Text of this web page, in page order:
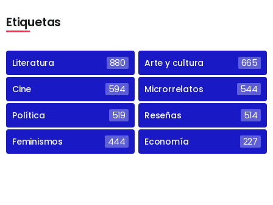
Etiquetas
Literatura 880 Arte y cultura 665
Cine 594 Microrrelatos 544
Política 519 Reseñas 514
Feminismos 444 Economía 227